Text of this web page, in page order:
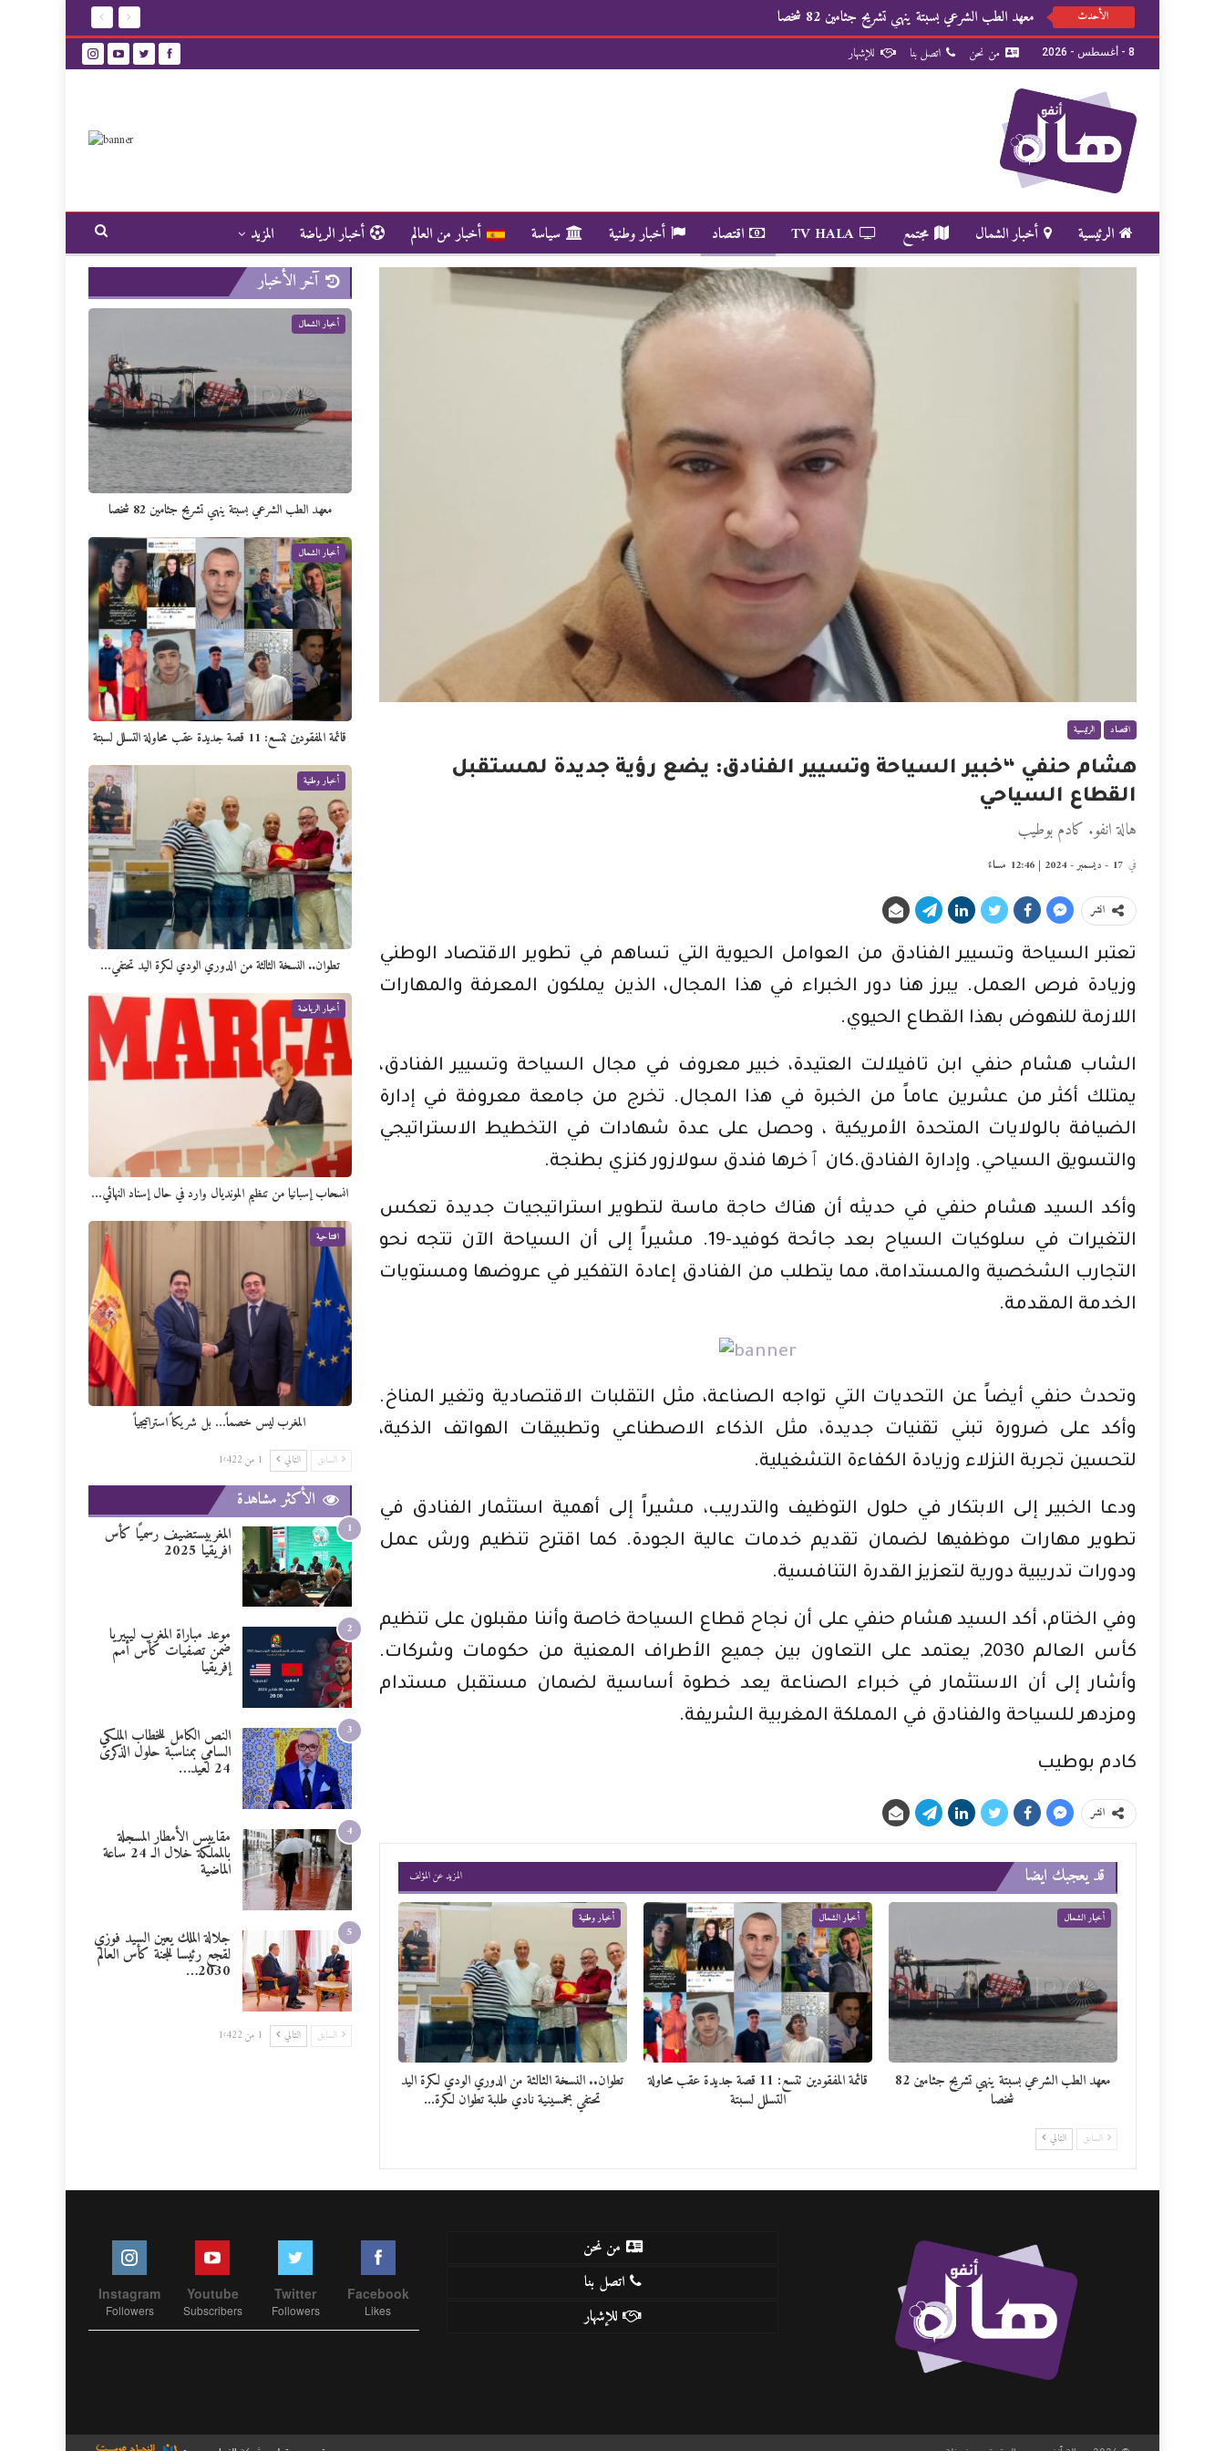
الأحدث معهد الطب الشرعي بسبتة ينهي تشريح جثامين 82 شخصا
8 - أغسطس - 2026 من نحن اتصل بنا للإشهار
الرئيسية أخبار الشمال مجتمع TV HALA اقتصاد أخبار وطنية سياسة أخبار من العالم أخبار الرياضة المزيد
اقتصاد الرئيسية
هشام حنفي “خبير السياحة وتسيير الفنادق: يضع رؤية جديدة لمستقبل
القطاع السياحي
هالة انفو. كادم بوطيب
في 17 - ديسمبر - 2024 | 12:46 مساءً
انشر
تعتبر السياحة وتسيير الفنادق من العوامل الحيوية التي تساهم في تطوير الاقتصاد الوطني
وزيادة فرص العمل. يبرز هنا دور الخبراء في هذا المجال، الذين يملكون المعرفة والمهارات
اللازمة للنهوض بهذا القطاع الحيوي.
الشاب هشام حنفي ابن تافيلالت العتيدة، خبير معروف في مجال السياحة وتسيير الفنادق،
يمتلك أكثر من عشرين عاماً من الخبرة في هذا المجال. تخرج من جامعة معروفة في إدارة
الضيافة بالولايات المتحدة الأمريكية ، وحصل على عدة شهادات في التخطيط الاستراتيجي
والتسويق السياحي. وإدارة الفنادق.كان ٱخرها فندق سولازور كنزي بطنجة.
وأكد السيد هشام حنفي في حديثه أن هناك حاجة ماسة لتطوير استراتيجيات جديدة تعكس
التغيرات في سلوكيات السياح بعد جائحة كوفيد-19. مشيراً إلى أن السياحة الآن تتجه نحو
التجارب الشخصية والمستدامة، مما يتطلب من الفنادق إعادة التفكير في عروضها ومستويات
الخدمة المقدمة.
وتحدث حنفي أيضاً عن التحديات التي تواجه الصناعة، مثل التقلبات الاقتصادية وتغير المناخ.
وأكد على ضرورة تبني تقنيات جديدة، مثل الذكاء الاصطناعي وتطبيقات الهواتف الذكية،
لتحسين تجربة النزلاء وزيادة الكفاءة التشغيلية.
ودعا الخبير إلى الابتكار في حلول التوظيف والتدريب، مشيراً إلى أهمية استثمار الفنادق في
تطوير مهارات موظفيها لضمان تقديم خدمات عالية الجودة. كما اقترح تنظيم ورش عمل
ودورات تدريبية دورية لتعزيز القدرة التنافسية.
وفي الختام، أكد السيد هشام حنفي على أن نجاح قطاع السياحة خاصة وأننا مقبلون على تنظيم
كأس العالم 2030, يعتمد على التعاون بين جميع الأطراف المعنية من حكومات وشركات.
وأشار إلى أن الاستثمار في خبراء الصناعة يعد خطوة أساسية لضمان مستقبل مستدام
ومزدهر للسياحة والفنادق في المملكة المغربية الشريفة.
كادم بوطيب
انشر
قد يعجبك ايضا المزيد عن المؤلف
أخبار الشمال
معهد الطب الشرعي بسبتة ينهي تشريح جثامين 82
شخصا
أخبار الشمال
قائمة المفقودين تتسع: 11 قصة جديدة عقب محاولة
التسلل لسبتة
أخبار وطنية
تطوان.. النسخة الثالثة من الدوري الودي لكرة اليد
تحتفي بخمسينية نادي طلبة تطوان لكرة…
السابق التالي
آخر الأخبار
أخبار الشمال
معهد الطب الشرعي بسبتة ينهي تشريح جثامين 82 شخصا
أخبار الشمال
قائمة المفقودين تتسع: 11 قصة جديدة عقب محاولة التسلل لسبتة
أخبار وطنية
تطوان.. النسخة الثالثة من الدوري الودي لكرة اليد تحتفي…
أخبار الرياضة
انسحاب إسبانيا من تنظيم المونديال وارد في حال إسناد النهائي…
افتتاحية
المغرب ليس خصماً… بل شريكاً استراتيجياً
السابق التالي 1 من 1٬422
الأكثر مشاهدة
1 المغربيستضيف رسميًا كأس
افريقيا 2025
2 موعد مباراة المغرب ليبيريا
ضمن تصفيات كأس أمم
إفريقيا
3 النص الكامل للخطاب الملكي
السامي بمناسبة حلول الذكرى
24 لعيد…
4 مقاييس الأمطار المسجلة
بالمملكة خلال الـ 24 ساعة
الماضية
5 جلالة الملك يعين السيد فوزي
لقجع رئيسا للجنة كأس العالم
2030…
السابق التالي 1 من 1٬422
من نحن
اتصل بنا
للإشهار
Facebook
Likes
Twitter
Followers
Youtube
Subscribers
Instagram
Followers